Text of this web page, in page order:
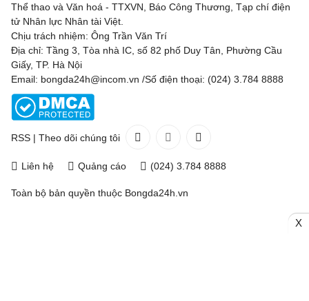
Thể thao và Văn hoá - TTXVN, Báo Công Thương, Tạp chí điện
tử Nhân lực Nhân tài Việt.
Chịu trách nhiệm: Ông Trần Văn Trí
Địa chỉ: Tầng 3, Tòa nhà IC, số 82 phố Duy Tân, Phường Cầu
Giấy, TP. Hà Nội
Email: bongda24h@incom.vn /Số điện thoại: (024) 3.784 8888
RSS | Theo dõi chúng tôi
Liên hệ Quảng cáo (024) 3.784 8888
Toàn bộ bản quyền thuộc Bongda24h.vn
X